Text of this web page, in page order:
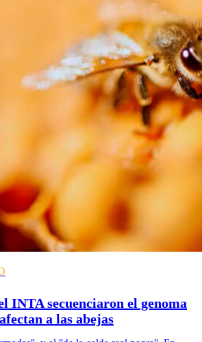
INTA secuenciaron el genoma
a las abejas